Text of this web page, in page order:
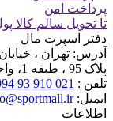
پرداخت امن
تا تحویل سالم کالا
دفتر اسپرت مال
آدرس: تهران ،
پلاک 95 ، طبقه 1، واحد3
تلفن : 021 910 93 994
ایمیل:
اطلاعات